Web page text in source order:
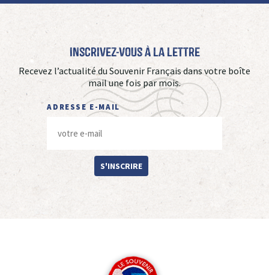
Inscrivez-vous à La Lettre
Recevez l’actualité du Souvenir Français dans votre boîte
mail une fois par mois.
ADRESSE E-MAIL
S'INSCRIRE